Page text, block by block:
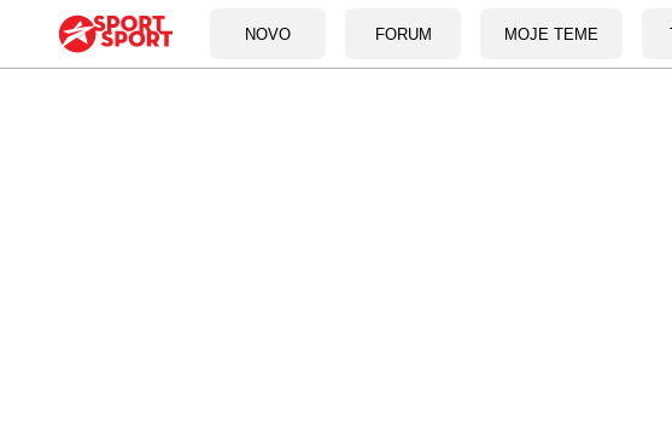
NOVO FORUM MOJE TEME